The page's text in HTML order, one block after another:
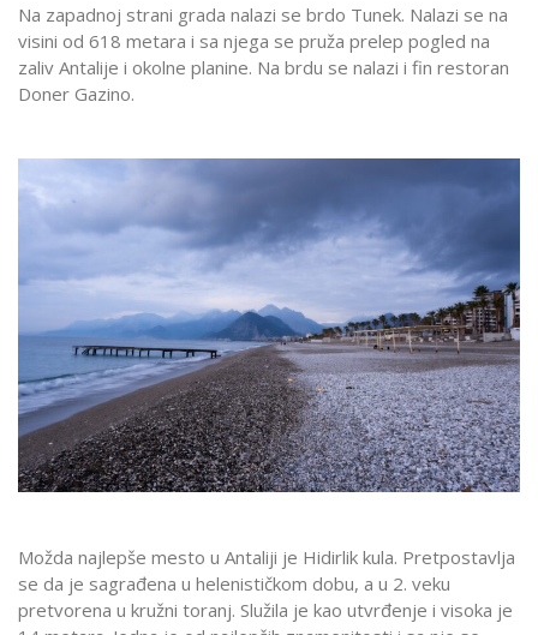
Na zapadnoj strani grada nalazi se brdo Tunek. Nalazi se na
visini od 618 metara i sa njega se pruža prelep pogled na
zaliv Antalije i okolne planine. Na brdu se nalazi i fin restoran
Doner Gazino.
Možda najlepše mesto u Antaliji je Hidirlik kula. Pretpostavlja
se da je sagrađena u helenističkom dobu, a u 2. veku
pretvorena u kružni toranj. Služila je kao utvrđenje i visoka je